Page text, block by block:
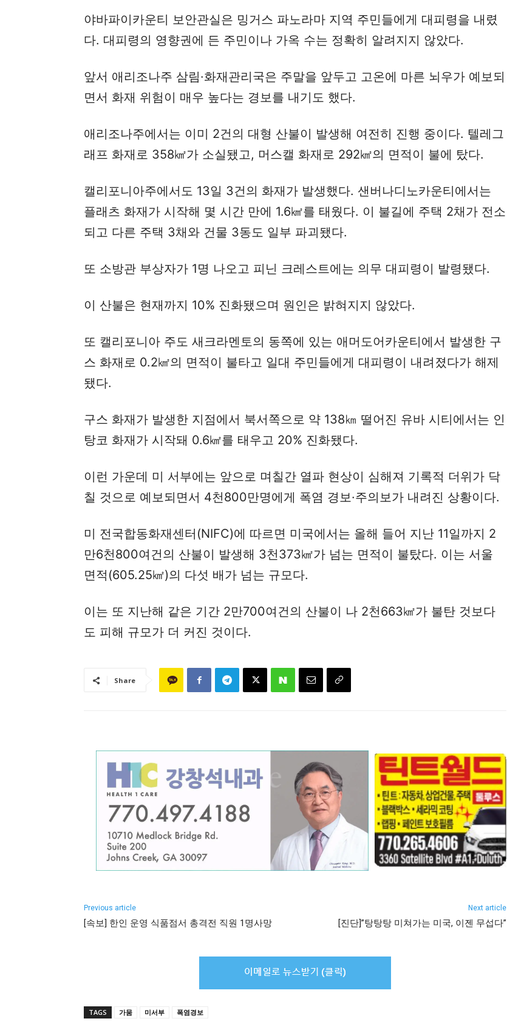
야바파이카운티 보안관실은 밍거스 파노라마 지역 주민들에게 대피령을 내렸
다. 대피령의 영향권에 든 주민이나 가옥 수는 정확히 알려지지 않았다.
앞서 애리조나주 삼림·화재관리국은 주말을 앞두고 고온에 마른 뇌우가 예보되
면서 화재 위험이 매우 높다는 경보를 내기도 했다.
애리조나주에서는 이미 2건의 대형 산불이 발생해 여전히 진행 중이다. 텔레그
래프 화재로 358㎢가 소실됐고, 머스캘 화재로 292㎢의 면적이 불에 탔다.
캘리포니아주에서도 13일 3건의 화재가 발생했다. 샌버나디노카운티에서는
플래츠 화재가 시작해 몇 시간 만에 1.6㎢를 태웠다. 이 불길에 주택 2채가 전소
되고 다른 주택 3채와 건물 3동도 일부 파괴됐다.
또 소방관 부상자가 1명 나오고 피닌 크레스트에는 의무 대피령이 발령됐다.
이 산불은 현재까지 10% 진화됐으며 원인은 밝혀지지 않았다.
또 캘리포니아 주도 새크라멘토의 동쪽에 있는 애머도어카운티에서 발생한 구
스 화재로 0.2㎢의 면적이 불타고 일대 주민들에게 대피령이 내려졌다가 해제
됐다.
구스 화재가 발생한 지점에서 북서쪽으로 약 138㎞ 떨어진 유바 시티에서는 인
탕코 화재가 시작돼 0.6㎢를 태우고 20% 진화됐다.
이런 가운데 미 서부에는 앞으로 며칠간 열파 현상이 심해져 기록적 더위가 닥
칠 것으로 예보되면서 4천800만명에게 폭염 경보·주의보가 내려진 상황이다.
미 전국합동화재센터(NIFC)에 따르면 미국에서는 올해 들어 지난 11일까지 2
만6천800여건의 산불이 발생해 3천373㎢가 넘는 면적이 불탔다. 이는 서울
면적(605.25㎢)의 다섯 배가 넘는 규모다.
이는 또 지난해 같은 기간 2만700여건의 산불이 나 2천663㎢가 불탄 것보다
도 피해 규모가 더 커진 것이다.
Share
Previous article
[속보] 한인 운영 식품점서 총격전 직원 1명사망
Next article
[진단]”탕탕탕 미쳐가는 미국, 이젠 무섭다”
TAGS 가뭄 미서부 폭염경보